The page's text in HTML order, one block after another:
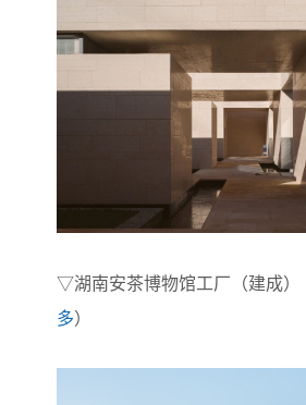
▽湖南安茶博物馆工厂（建成）
多）